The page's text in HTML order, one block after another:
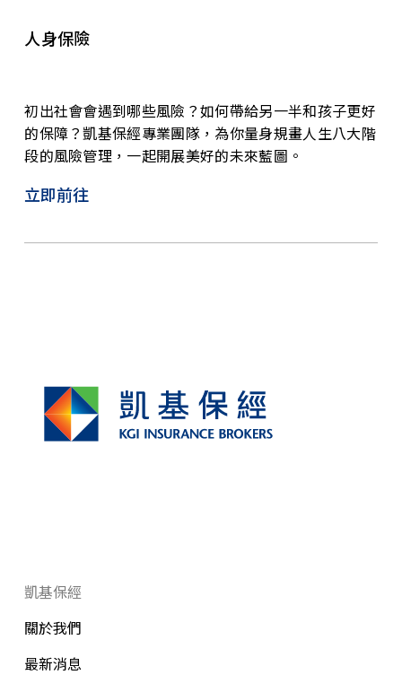
人身保險
初出社會會遇到哪些風險？如何帶給另一半和孩子更好
的保障？凱基保經專業團隊，為你量身規畫人生八大階
段的風險管理，一起開展美好的未來藍圖。
立即前往
凱基保經
關於我們
最新消息